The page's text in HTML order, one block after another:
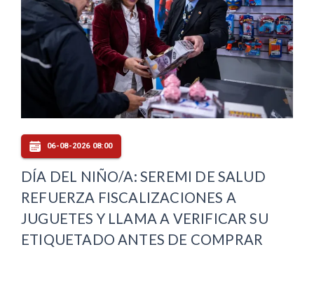
06-08-2026 08:00
DÍA DEL NIÑO/A: SEREMI DE SALUD
REFUERZA FISCALIZACIONES A
JUGUETES Y LLAMA A VERIFICAR SU
ETIQUETADO ANTES DE COMPRAR